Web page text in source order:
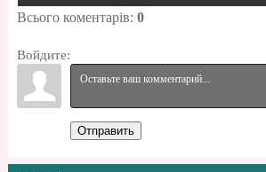
Всього коментарів: 0
Войдите:
Отправить